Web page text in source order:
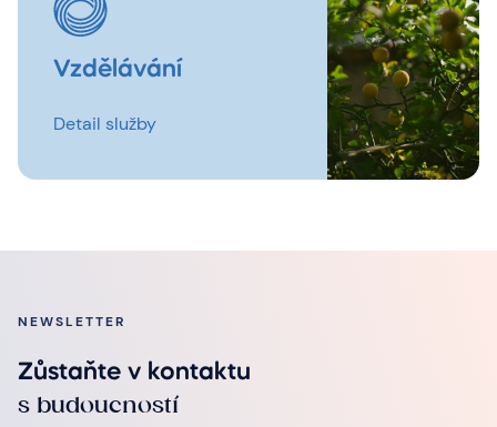
Vzdělávání
Detail služby
NEWSLETTER
Zůstaňte v kontaktu
s budoucností